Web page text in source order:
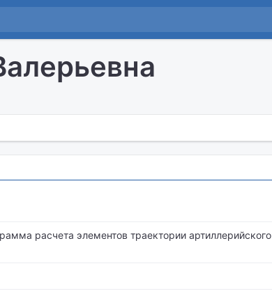
расчета элементов траектории артиллерийского